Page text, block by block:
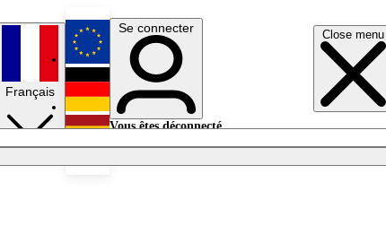
Close menu
Français
English
Deutsch
Se connecter
Vous êtes déconnecté.